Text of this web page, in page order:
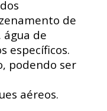
de
água de
específicos.
podendo ser
aéreos.